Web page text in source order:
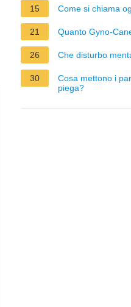
15 Come si chiama
21 Quanto Gyno-
26 Che disturbo
30
Cosa mettono i
piega?